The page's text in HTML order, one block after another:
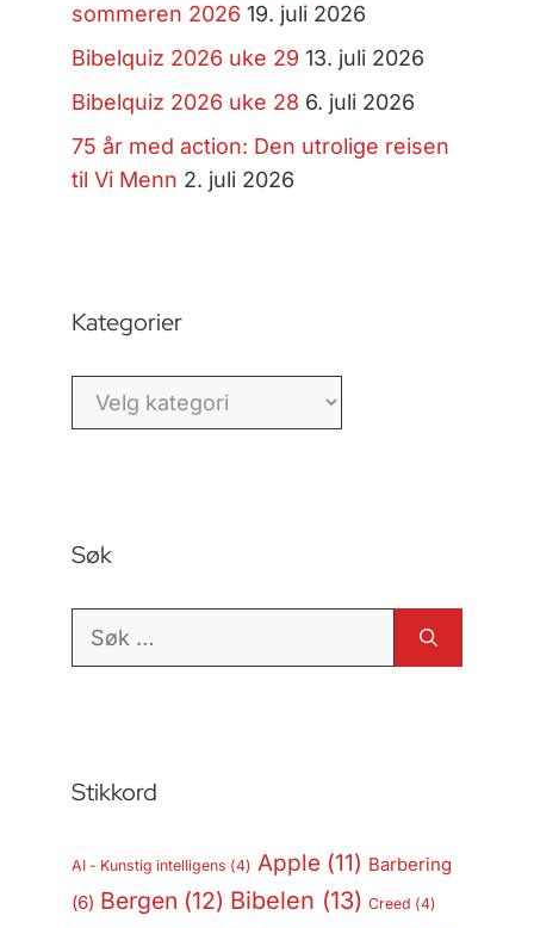
sommeren 2026 19. juli 2026
Bibelquiz 2026 uke 29 13. juli 2026
Bibelquiz 2026 uke 28 6. juli 2026
75 år med action: Den utrolige reisen
til Vi Menn 2. juli 2026
Kategorier
Kategorier
Søk
Søk
Stikkord
AI - Kunstig intelligens (4) Apple (11) Barbering
(6) Bergen (12) Bibelen (13) Creed (4)